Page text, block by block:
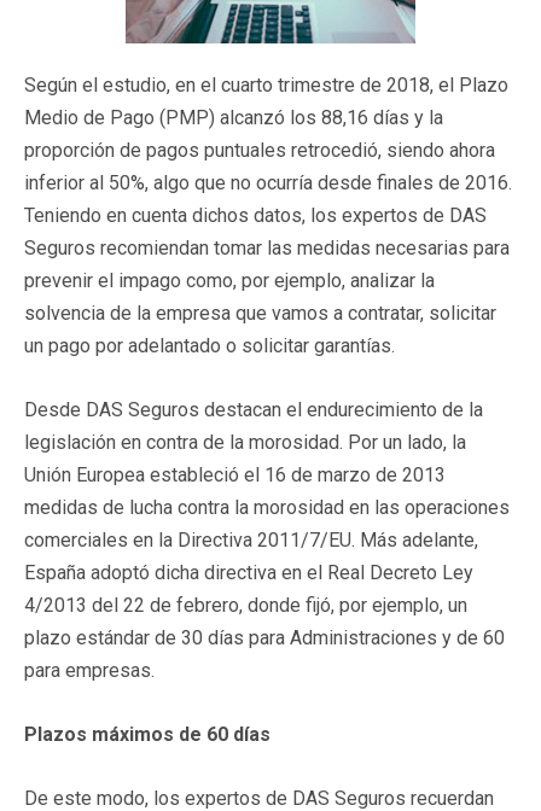
Según el estudio, en el cuarto trimestre de 2018, el Plazo
Medio de Pago (PMP) alcanzó los 88,16 días y la
proporción de pagos puntuales retrocedió, siendo ahora
inferior al 50%, algo que no ocurría desde finales de 2016.
Teniendo en cuenta dichos datos, los expertos de DAS
Seguros recomiendan tomar las medidas necesarias para
prevenir el impago como, por ejemplo, analizar la
solvencia de la empresa que vamos a contratar, solicitar
un pago por adelantado o solicitar garantías.
Desde DAS Seguros destacan el endurecimiento de la
legislación en contra de la morosidad. Por un lado, la
Unión Europea estableció el 16 de marzo de 2013
medidas de lucha contra la morosidad en las operaciones
comerciales en la Directiva 2011/7/EU. Más adelante,
España adoptó dicha directiva en el Real Decreto Ley
4/2013 del 22 de febrero, donde fijó, por ejemplo, un
plazo estándar de 30 días para Administraciones y de 60
para empresas.
Plazos máximos de 60 días
De este modo, los expertos de DAS Seguros recuerdan